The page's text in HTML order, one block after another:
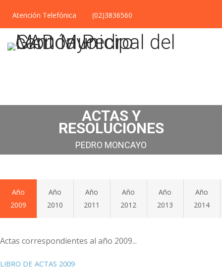
Atención Telefónica (02)3836560
ACTAS Y
RESOLUCIONES
PEDRO MONCAYO
Año
2009
Año
2010
Año
2011
Año
2012
Año
2013
Año
2014
Actas correspondientes al año 2009...
LIBRO DE ACTAS 2009